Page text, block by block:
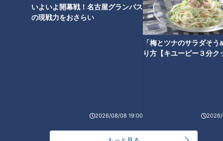
いよいよ開幕戦！名古屋グランパス
の現戦力をおさらい
2026/08/08 19:00
「梅とツナのサラダそう
り方【キユーピー３分ク
2026/
【次の動画】ピエロと呼ばれた
息子のために 配信に込めた両
ピエロと呼ばれた息子 ３０万
人に１人の難病・道化師様魚鱗
熱も高め…でも外で遊びたい
「ピエロと呼ばれた息子」定期
の下では20分が限界…でも外で
遊びます！ 定期配信型ドキュ